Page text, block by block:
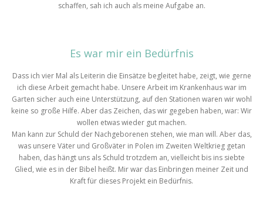
schaffen, sah ich auch als meine Aufgabe an.
Es war mir ein Bedürfnis
Dass ich vier Mal als Leiterin die Einsätze begleitet habe, zeigt, wie gerne
ich diese Arbeit gemacht habe. Unsere Arbeit im Krankenhaus war im
Garten sicher auch eine Unterstützung, auf den Stationen waren wir wohl
keine so große Hilfe. Aber das Zeichen, das wir gegeben haben, war: Wir
wollen etwas wieder gut machen.
Man kann zur Schuld der Nachgeborenen stehen, wie man will. Aber das,
was unsere Väter und Großväter in Polen im Zweiten Weltkrieg getan
haben, das hängt uns als Schuld trotzdem an, vielleicht bis ins siebte
Glied, wie es in der Bibel heißt. Mir war das Einbringen meiner Zeit und
Kraft für dieses Projekt ein Bedürfnis.